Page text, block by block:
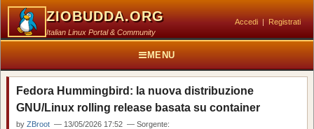
ZIOBUDDA.ORG
Italian Linux Portal & Community
Accedi | Registrati
MENU
Fedora Hummingbird: la nuova distribuzione
GNU/Linux rolling release basata su container
by ZBroot — 13/05/2026 17:52 — Sorgente: